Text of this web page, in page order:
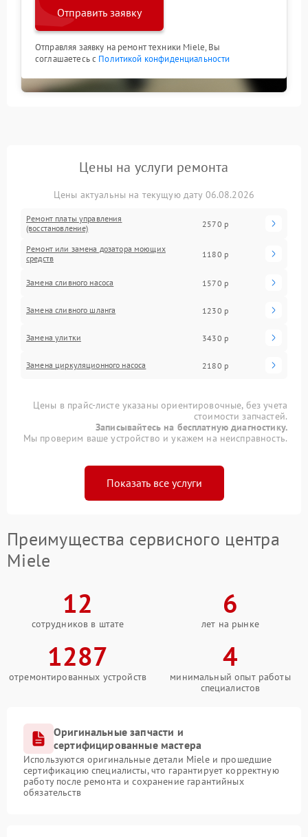
Отправить заявку
Отправляя заявку на ремонт техники Miele, Вы
соглашаетесь с Политикой конфиденциальности
Цены на услуги ремонта
Цены актуальны на текущую дату 06.08.2026
Ремонт платы управления
(восстановление)
2570 р
Ремонт или замена дозатора моющих
средств
1180 р
Замена сливного насоса 1570 р
Замена сливного шланга 1230 р
Замена улитки 3430 р
Замена циркуляционного насоса 2180 р
Цены в прайс-листе указаны ориентировочные, без учета
стоимости запчастей.
Записывайтесь на бесплатную диагностику.
Мы проверим ваше устройство и укажем на неисправность.
Показать все услуги
Преимущества сервисного центра
Miele
12
сотрудников в штате
6
лет на рынке
1287
отремонтированных устройств
4
минимальный опыт работы
специалистов
Оригинальные запчасти и
сертифицированные мастера
Используются оригинальные детали Miele и прошедшие
сертификацию специалисты, что гарантирует корректную
работу после ремонта и сохранение гарантийных
обязательств